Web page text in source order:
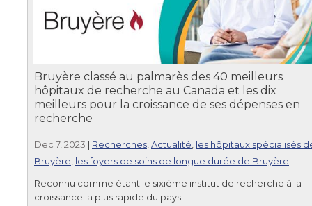
Bruyère classé au palmarès des 40 meilleurs
hôpitaux de recherche au Canada et les dix
meilleurs pour la croissance de ses dépenses en
recherche
Dec 7, 2023 | Recherches Actualité les hôpitaux spécialisés
Bruyère les foyers de soins de longue durée de Bruyère
Reconnu comme étant le sixième institut de recherche à la
croissance la plus rapide du pays